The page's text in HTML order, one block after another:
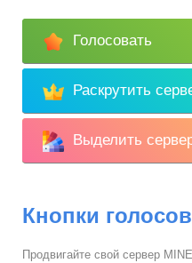
Голосовать
Раскрутить
Выделить
Кнопки
Продвигайте свой сервер